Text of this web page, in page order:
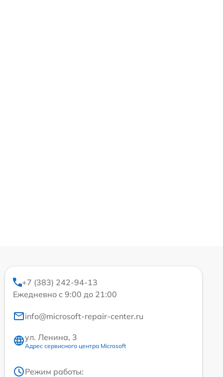
+7 (383) 242-94-13
Ежедневно с 9:00 до 21:00
info@microsoft-repair-center.ru
ул. Ленина, 3
Адрес сервисного центра Microsoft
Режим работы: